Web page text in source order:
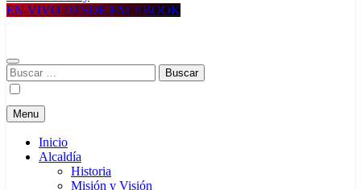
EN VIVO DESDE FACEBOOK
Buscar:
Menu
Inicio
Alcaldía
Historia
Misión y Visión